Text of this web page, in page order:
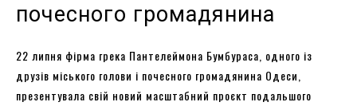
почесного громадянина
22 липня фірма грека Пантелеймона Бумбураса, одного із
друзів міського голови і почесного громадянина Одеси,
презентувала свій новий масштабний проєкт подальшого